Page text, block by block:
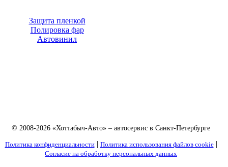
Защита пленкой
Полировка фар
Автовинил
© 2008-2026 «Хоттабыч-Авто» – автосервис в Санкт-Петербурге
Политика конфиденциальности| Политика использования файлов cookie|
Согласие на обработку персональных данных